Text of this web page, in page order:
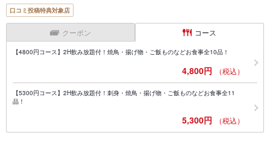
口コミ投稿特典対象店
クーポン コース
【4800円コース】2H飲み放題付！焼鳥・揚げ物・ご飯ものなどお食事全10品！
4,800円 （税込）
【5300円コース】2H飲み放題付！刺身・焼鳥・揚げ物・ご飯ものなどお食事全11
品！
5,300円 （税込）